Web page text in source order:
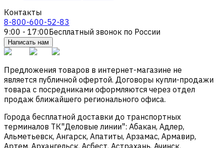
Контакты
8-800-600-52-83
9:00 - 17:00Бесплатный звонок по России
Написать нам
Предложения товаров в интернет-магазине не
является публичной офертой. Договоры купли-продажи
товара с посредниками оформляются через отдел
продаж ближайшего регионального офиса.
Города бесплатной доставки до транспортных
терминалов ТК"Деловые линии": Абакан, Адлер,
Альметьевск, Ангарск, Апатиты, Арзамас, Армавир,
Артем, Архангельск, Асбест, Астрахань, Ачинск,